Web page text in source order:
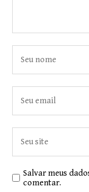
Salvar meus
comentar.